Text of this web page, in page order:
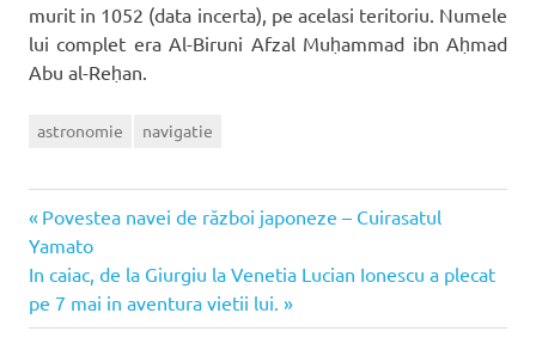
murit in 1052 (data incerta), pe acelasi teritoriu. Numele
lui complet era Al-Biruni Afzal Muḥammad ibn Aḥmad
Abu al-Reḥan.
astronomie navigatie
Navigare
în
articole
Articolul
anterior:
Povestea navei de război japoneze – Cuirasatul
Yamato
Articolul
următor:
In caiac, de la Giurgiu la Venetia Lucian Ionescu a plecat
pe 7 mai in aventura vietii lui.